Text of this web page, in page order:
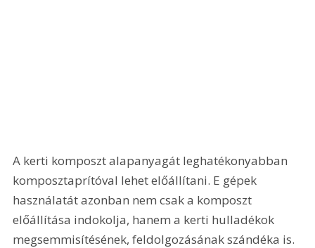
A kerti komposzt alapanyagát leghatékonyabban
komposztaprítóval lehet előállítani. E gépek
használatát azonban nem csak a komposzt
előállítása indokolja, hanem a kerti hulladékok
megsemmisítésének, feldolgozásának szándéka is.